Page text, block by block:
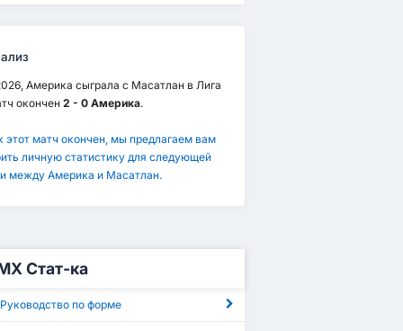
Америка сыграла с Масатлан в Лига
окончен 2 - 0 Америка.
этот матч окончен, мы предлагаем вам
личную статистику для следующей
между Америка и Масатлан.
Стат-ка
по форме